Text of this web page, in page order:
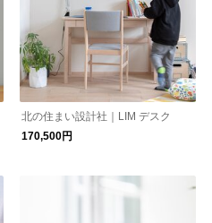
北の住まい設計社｜LIM デスク
170,500円